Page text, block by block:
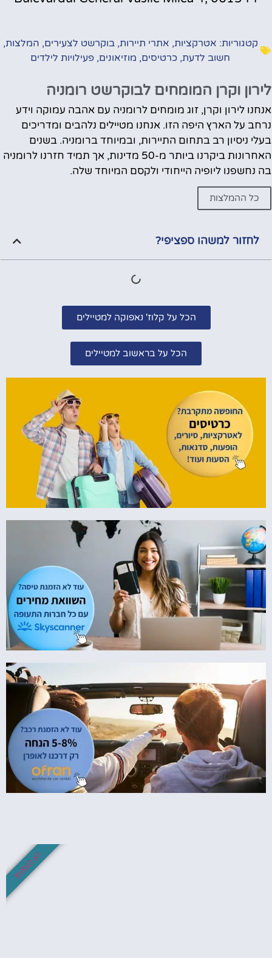
קטגוריות: אטרקציות, אתרי תיירות,בוקרשט לצעירים, המלצות,
חשוב לדעת, כרטיסים, מוזיאונים, פעילויות לילדים
לירון וקרן המומחים לבוקרשט רומניה
אנחנו לירון וקרן, זוג מומחים לרומניה עם אהבה עמוקה וידע
נרחב על הארץ היפה הזו. אנחנו מטיילים נלהבים ומדריכים
בעלי ניסיון רב בתחום התיירות, ובמיוחד ברומניה. בשנים
האחרונות ביקרנו ביותר מ-50 מדינות, אך תמיד חזרנו לרומניה
בה נחשפנו ליופיה הייחודי ולקסם המיוחד שלה.
כל ההמלצות
לחזור למשהו ספציפי?
הכל על קלוז' נאפוקה למטיילים
הכל על בראשוב למטיילים
לא לפספס!